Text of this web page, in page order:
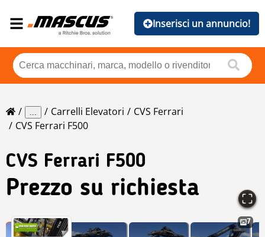
Inserisci un annuncio!
... Carrelli Elevatori
CVS Ferrari
CVS Ferrari F500
CVS Ferrari F500
Prezzo su richiesta
7